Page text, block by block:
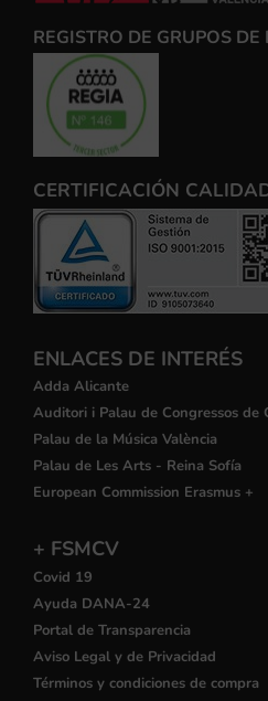
REGISTRO DE GRUPOS DE
CERTIFICACIÓN
ENLACES DE INTERÉS
Adda Alicante
Auditori i Palau de Congressos de
Palau de la Música València
Palau de Les Arts - Reina Sofía
European Commission Erasmus +
+ FSMCV
Covid 19
Ayuda DANA-24
Portal de Transparencia
Aviso Legal y de Privacidad
Términos y condiciones de compra